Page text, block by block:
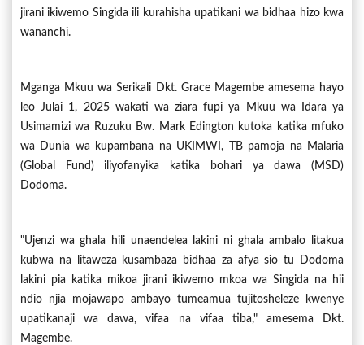
jirani ikiwemo Singida ili kurahisha upatikani wa bidhaa hizo kwa
wananchi.
Mganga Mkuu wa Serikali Dkt. Grace Magembe amesema hayo
leo Julai 1, 2025 wakati wa ziara fupi ya Mkuu wa Idara ya
Usimamizi wa Ruzuku Bw. Mark Edington kutoka katika mfuko
wa Dunia wa kupambana na UKIMWI, TB pamoja na Malaria
(Global Fund) iliyofanyika katika bohari ya dawa (MSD)
Dodoma.
"Ujenzi wa ghala hili unaendelea lakini ni ghala ambalo litakua
kubwa na litaweza kusambaza bidhaa za afya sio tu Dodoma
lakini pia katika mikoa jirani ikiwemo mkoa wa Singida na hii
ndio njia mojawapo ambayo tumeamua tujitosheleze kwenye
upatikanaji wa dawa, vifaa na vifaa tiba," amesema Dkt.
Magembe.